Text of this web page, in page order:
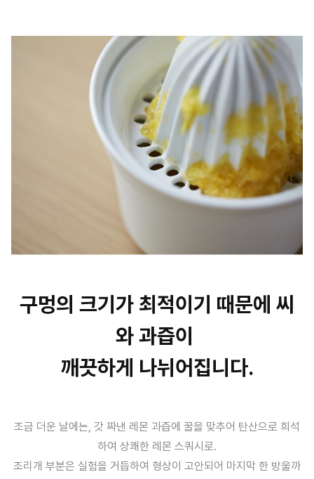
구멍의 크기가 최적이기 때문에 씨
와 과즙이
깨끗하게 나뉘어집니다.
조금 더운 날에는, 갓 짜낸 레몬 과즙에 꿀을 맞추어 탄산으로 희석
하여 상쾌한 레몬 스쿼시로.
조리개 부분은 실험을 거듭하여 형상이 고안되어 마지막 한 방울까